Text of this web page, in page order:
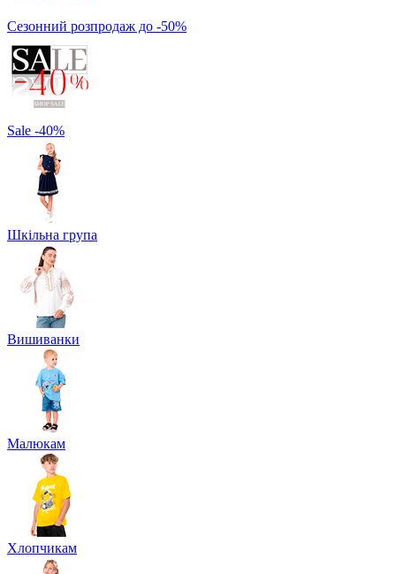
Сезонний розпродаж до -50%
Sale -40%
Шкільна група
Вишиванки
Малюкам
Хлопчикам